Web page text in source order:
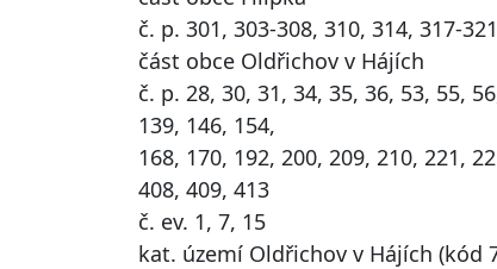
č. p. 301, 303-308, 310, 314, 317-
část obce Oldřichov v Hájích
č. p. 28, 30, 31, 34, 35, 36, 53, 55,
139, 146, 154,
168, 170, 192, 200, 209, 210, 221,
408, 409, 413
č. ev. 1, 7, 15
kat. území Oldřichov v Hájích (kód